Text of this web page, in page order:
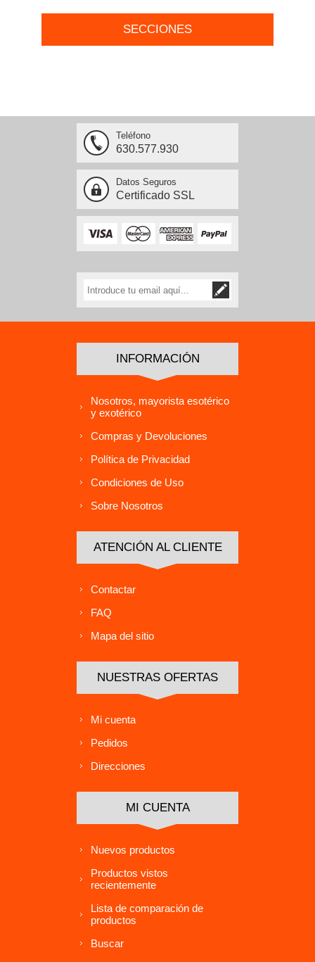
SECCIONES
Teléfono
630.577.930
Datos Seguros
Certificado SSL
INFORMACIÓN
Nosotros, mayorista esotérico
y exotérico
Compras y Devoluciones
Política de Privacidad
Condiciones de Uso
Sobre Nosotros
ATENCIÓN AL CLIENTE
Contactar
FAQ
Mapa del sitio
NUESTRAS OFERTAS
Mi cuenta
Pedidos
Direcciones
MI CUENTA
Nuevos productos
Productos vistos
recientemente
Lista de comparación de
productos
Buscar